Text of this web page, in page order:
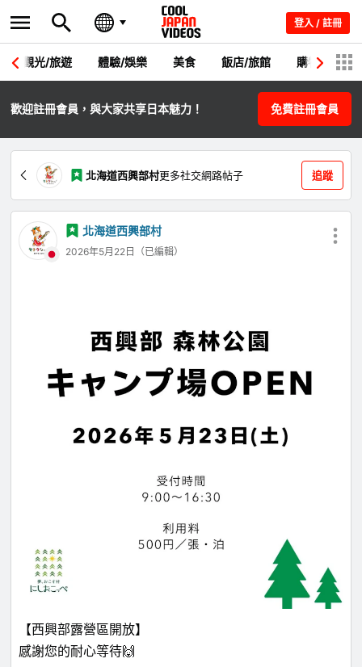
登入 / 註冊
觀光/旅遊 體驗/娛樂 美食 飯店/旅館 購物 節
歡迎註冊會員，與大家共享日本魅力！ 免費註冊會員
北海道西興部村更多社交網路帖子 追蹤
北海道西興部村
2026年5月22日（已編輯）
【西興部露營區開放】
感謝您的耐心等待🙌